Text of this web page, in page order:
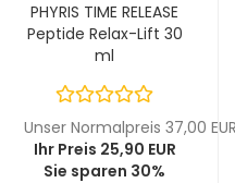
PHYRIS TIME RELEASE
Peptide Relax-Lift 30
ml
Unser Normalpreis 37,00
Ihr Preis 25,90 EUR
Sie sparen 30%